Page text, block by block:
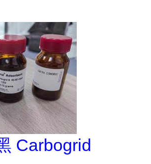
Carbogrid